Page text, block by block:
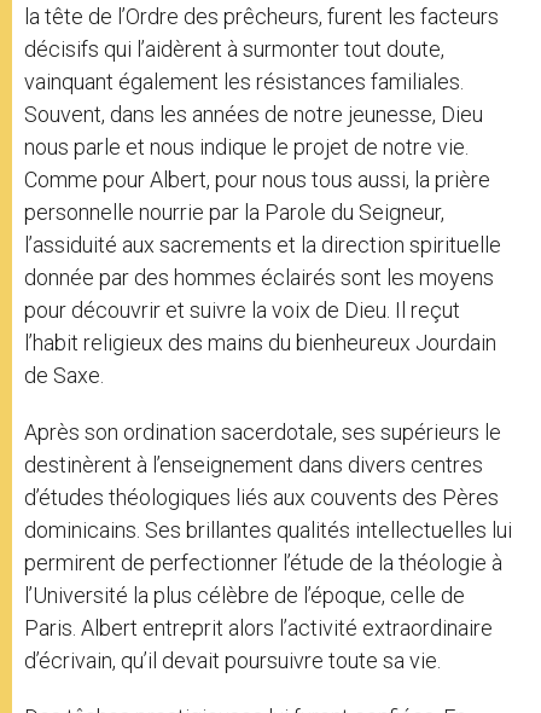
la tête de l’Ordre des prêcheurs, furent les facteurs
décisifs qui l’aidèrent à surmonter tout doute,
vainquant également les résistances familiales.
Souvent, dans les années de notre jeunesse, Dieu
nous parle et nous indique le projet de notre vie.
Comme pour Albert, pour nous tous aussi, la prière
personnelle nourrie par la Parole du Seigneur,
l’assiduité aux sacrements et la direction spirituelle
donnée par des hommes éclairés sont les moyens
pour découvrir et suivre la voix de Dieu. Il reçut
l’habit religieux des mains du bienheureux Jourdain
de Saxe.
Après son ordination sacerdotale, ses supérieurs le
destinèrent à l’enseignement dans divers centres
d’études théologiques liés aux couvents des Pères
dominicains. Ses brillantes qualités intellectuelles lui
permirent de perfectionner l’étude de la théologie à
l’Université la plus célèbre de l’époque, celle de
Paris. Albert entreprit alors l’activité extraordinaire
d’écrivain, qu’il devait poursuivre toute sa vie.